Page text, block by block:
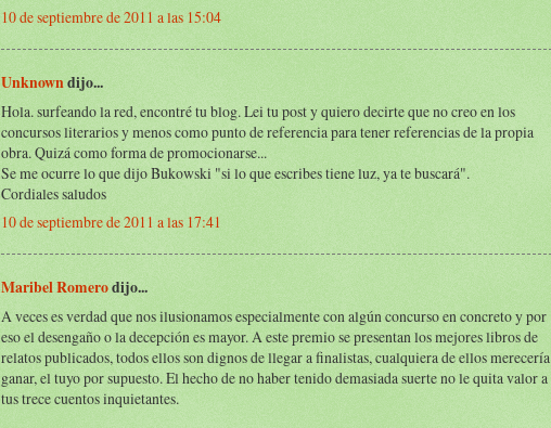
10 de septiembre de 2011 a las 15:04
Unknowndijo...
Hola. surfeando la red, encontré tu blog. Lei tu post y quiero decirte que no creo en los
concursos literarios y menos como punto de referencia para tener referencias de la propia
obra. Quizá como forma de promocionarse...
Se me ocurre lo que dijo Bukowski "si lo que escribes tiene luz, ya te buscará".
Cordiales saludos
10 de septiembre de 2011 a las 17:41
Maribel Romerodijo...
A veces es verdad que nos ilusionamos especialmente con algún concurso en concreto y por
eso el desengaño o la decepción es mayor. A este premio se presentan los mejores libros de
relatos publicados, todos ellos son dignos de llegar a finalistas, cualquiera de ellos merecería
ganar, el tuyo por supuesto. El hecho de no haber tenido demasiada suerte no le quita valor a
tus trece cuentos inquietantes.